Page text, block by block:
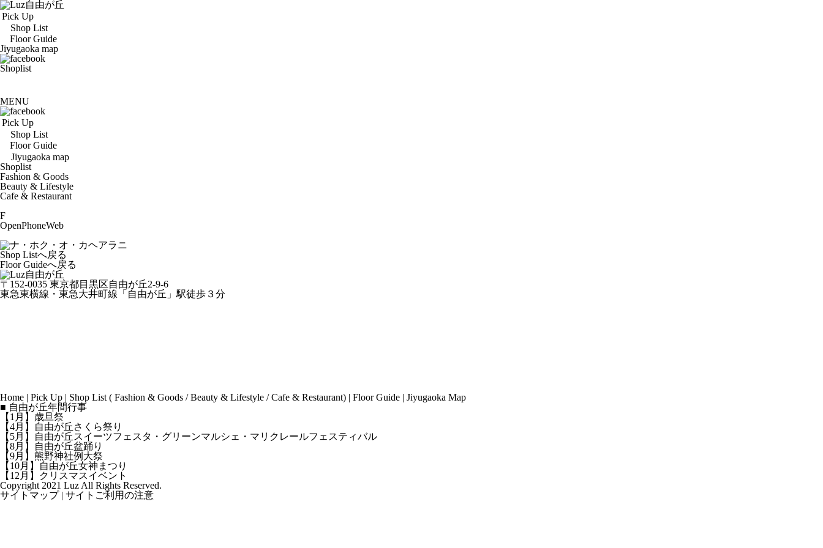
Pick Up
Shop List
Floor Guide
Jiyugaoka map
Shoplist
MENU
Pick Up
Shop List
Floor Guide
Jiyugaoka map
Shoplist
Fashion & Goods
Beauty & Lifestyle
Cafe & Restaurant
F
OpenPhoneWeb
Shop Listへ戻る
Floor Guideへ戻る
〒152-0035 東京都目黒区自由が丘2-9-6
東急東横線・東急大井町線「自由が丘」駅徒歩３分
Home | Pick Up | Shop List ( Fashion & Goods /Beauty & Lifestyle /Cafe & Restaurant) | Floor Guide | Jiyugaoka Map
■ 自由が丘年間行事
【1月】歳旦祭
【4月】自由が丘さくら祭り
【5月】自由が丘スイーツフェスタ・グリーンマルシェ・マリクレールフェスティバル
【8月】自由が丘盆踊り
【9月】熊野神社例大祭
【10月】自由が丘女神まつり
【12月】クリスマスイベント
Copyright 2021 Luz All Rights Reserved.
サイトマップ| サイトご利用の注意